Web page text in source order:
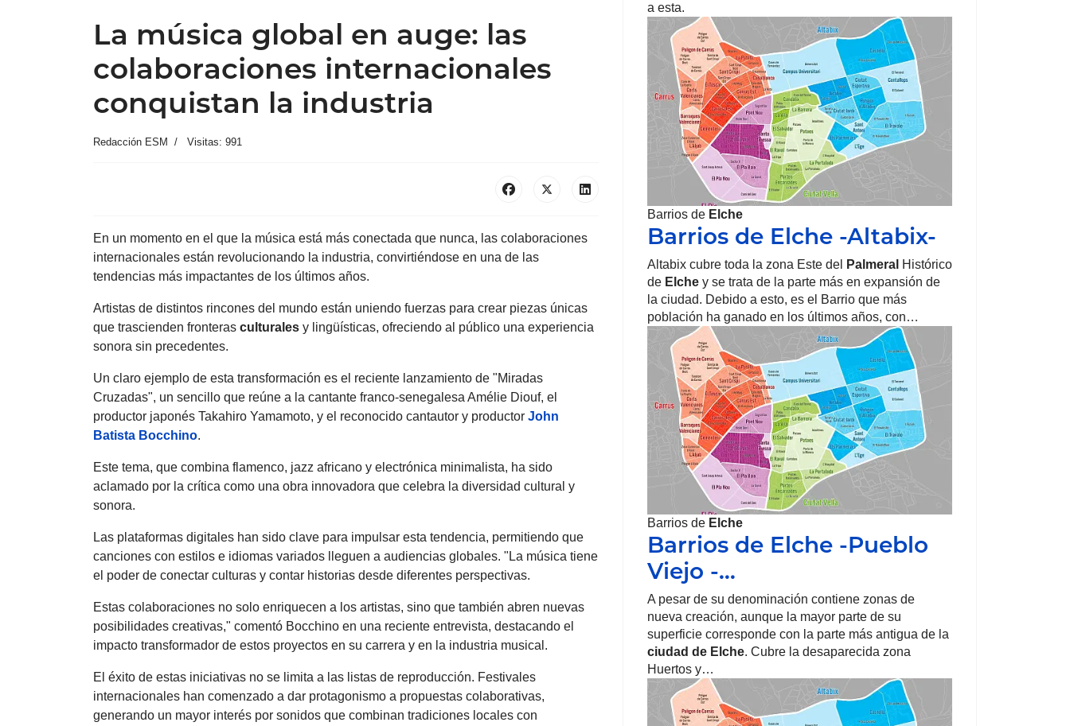
La música global en auge: las
colaboraciones internacionales
conquistan la industria
Redacción ESM Visitas: 991
En un momento en el que la música está más conectada que nunca, las colaboraciones
internacionales están revolucionando la industria, convirtiéndose en una de las
tendencias más impactantes de los últimos años.
Artistas de distintos rincones del mundo están uniendo fuerzas para crear piezas únicas
que trascienden fronteras culturales y lingüísticas, ofreciendo al público una experiencia
sonora sin precedentes.
Un claro ejemplo de esta transformación es el reciente lanzamiento de "Miradas
Cruzadas", un sencillo que reúne a la cantante franco-senegalesa Amélie Diouf, el
productor japonés Takahiro Yamamoto, y el reconocido cantautor y productor John
Batista Bocchino.
Este tema, que combina flamenco, jazz africano y electrónica minimalista, ha sido
aclamado por la crítica como una obra innovadora que celebra la diversidad cultural y
sonora.
Las plataformas digitales han sido clave para impulsar esta tendencia, permitiendo que
canciones con estilos e idiomas variados lleguen a audiencias globales. "La música tiene
el poder de conectar culturas y contar historias desde diferentes perspectivas.
Estas colaboraciones no solo enriquecen a los artistas, sino que también abren nuevas
posibilidades creativas," comentó Bocchino en una reciente entrevista, destacando el
impacto transformador de estos proyectos en su carrera y en la industria musical.
El éxito de estas iniciativas no se limita a las listas de reproducción. Festivales
internacionales han comenzado a dar protagonismo a propuestas colaborativas,
generando un mayor interés por sonidos que combinan tradiciones locales con
a esta.
Barrios de Elche
Barrios de Elche -Altabix-
Altabix cubre toda la zona Este del Palmeral Histórico
de Elche y se trata de la parte más en expansión de
la ciudad. Debido a esto, es el Barrio que más
población ha ganado en los últimos años, con…
Barrios de Elche
Barrios de Elche -Pueblo
Viejo -…
A pesar de su denominación contiene zonas de
nueva creación, aunque la mayor parte de su
superficie corresponde con la parte más antigua de la
ciudad de Elche. Cubre la desaparecida zona
Huertos y…